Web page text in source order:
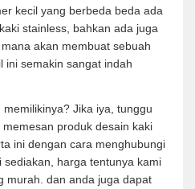
kecil yang berbeda beda ada
stainless, bahkan ada juga
akan membuat sebuah
ini semakin sangat indah
Jika iya, tunggu
produk desain kaki
ini dengan cara menghubungi
harga tentunya kami
murah. dan anda juga dapat